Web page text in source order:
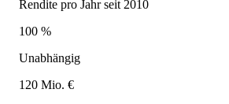
Rendite pro Jahr seit 2010
100 %
Unabhängig
120 Mio. €